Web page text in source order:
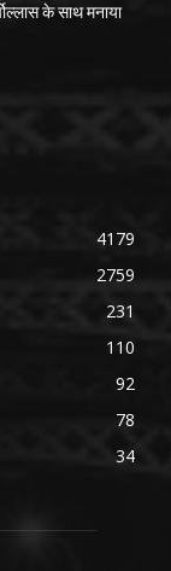
के साथ मनाया
4179
2759
231
110
92
78
34